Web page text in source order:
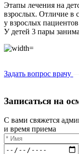
Этапы лечения на
взрослых. Отличие в
у взрослых
У детей 3 пары
Задать вопрос врачу
Записаться на
С вами свяжется
и время приема​